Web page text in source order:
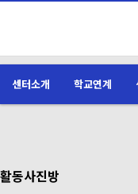
센터소개 학교연계
활동사진방